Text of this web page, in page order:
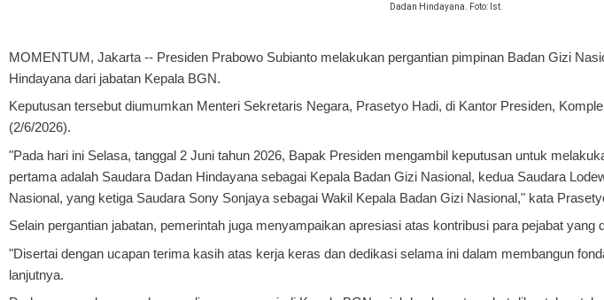
Dadan Hindayana. Foto: Ist.
MOMENTUM, Jakarta -- Presiden Prabowo Subianto melakukan pergantian pimpinan Badan Gizi
Hindayana dari jabatan Kepala BGN.
Keputusan tersebut diumumkan Menteri Sekretaris Negara, Prasetyo Hadi, di Kantor Presiden,
(2/6/2026).
"Pada hari ini Selasa, tanggal 2 Juni tahun 2026, Bapak Presiden mengambil keputusan untuk
pertama adalah Saudara Dadan Hindayana sebagai Kepala Badan Gizi Nasional, kedua Saudara
Nasional, yang ketiga Saudara Sony Sonjaya sebagai Wakil Kepala Badan Gizi Nasional," kata
Selain pergantian jabatan, pemerintah juga menyampaikan apresiasi atas kontribusi para pejabat yang
"Disertai dengan ucapan terima kasih atas kerja keras dan dedikasi selama ini dalam membangun
lanjutnya.